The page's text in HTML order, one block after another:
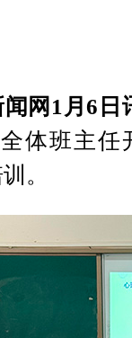
网1月6日
体班主任
。